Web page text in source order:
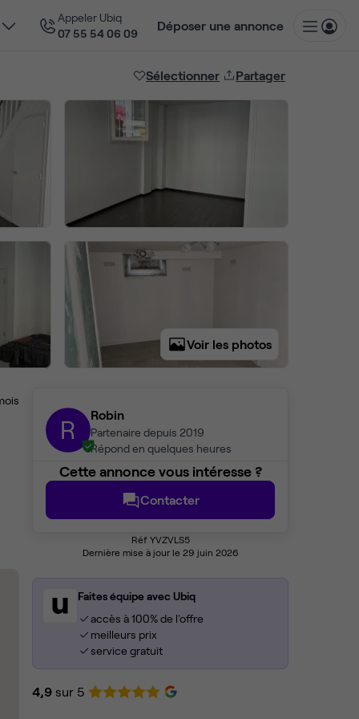
Appeler Ubiq
07 55 54 06 09
Déposer une annonce
Sélectionner Partager
Voir les photos
R Robin
Partenaire depuis 2019
Répond en quelques heures
Cette annonce vous intéresse ?
Contacter
Réf YVZVLS5
Dernière mise à jour le 29 juin 2026
Faites équipe avec Ubiq
accès à 100% de l'offre
meilleurs prix
service gratuit
4,9 sur 5